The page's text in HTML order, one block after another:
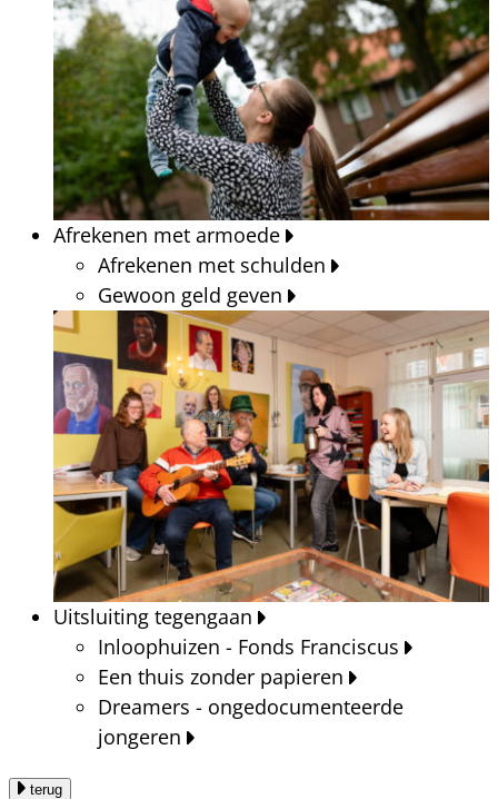
Afrekenen met armoede
Afrekenen met schulden
Gewoon geld geven
Uitsluiting tegengaan
Inloophuizen - Fonds Franciscus
Een thuis zonder papieren
Dreamers - ongedocumenteerde
jongeren
terug